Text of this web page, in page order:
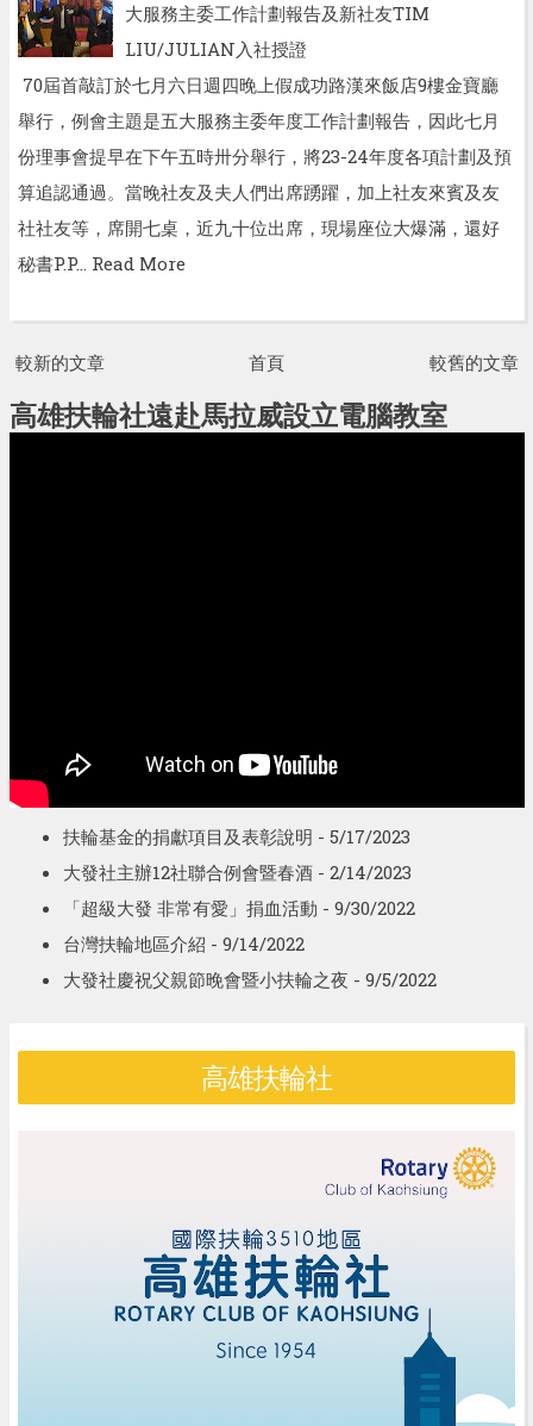
大服務主委工作計劃報告及新社友TIM
LIU/JULIAN入社授證
70屆首敲訂於七月六日週四晚上假成功路漢來飯店9樓金寶廳
舉行，例會主題是五大服務主委年度工作計劃報告，因此七月
份理事會提早在下午五時卅分舉行，將23-24年度各項計劃及預
算追認通過。當晚社友及夫人們出席踴躍，加上社友來賓及友
社社友等，席開七桌，近九十位出席，現場座位大爆滿，還好
秘書P.P… Read More
較新的文章 較舊的文章
首頁
高雄扶輪社遠赴馬拉威設立電腦教室
扶輪基金的捐獻項目及表彰說明 - 5/17/2023
大發社主辦12社聯合例會暨春酒- 2/14/2023
「超級大發 非常有愛」捐血活動 - 9/30/2022
台灣扶輪地區介紹 - 9/14/2022
大發社慶祝父親節晚會暨小扶輪之夜 - 9/5/2022
高雄扶輪社